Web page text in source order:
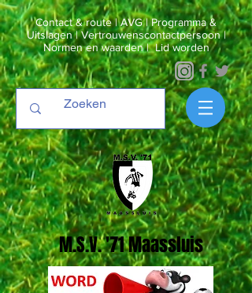
Contact & route|AVG|Programma &
Uitslagen|Vertrouwenscontactpersoon|
Normen en waarden|Lid worden
M.S.V. '71 Maassluis